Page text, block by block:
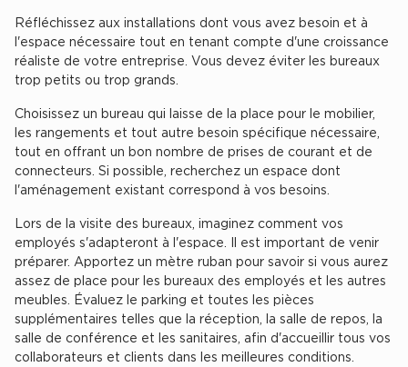
Achat de Commerces à Toulouse
Achat de Commerces à Marseille
Achat de Commerces à Dijon
Bureaux privés
Bureaux privés à Paris
Bureaux privés à Lyon
Bureaux privés à Marseille
Bureaux privés à Neuilly-sur-Seine
Bureaux privés à Lille
Réfléchissez aux installations dont vous avez besoin et à
l'espace nécessaire tout en tenant compte d'une croissance
réaliste de votre entreprise. Vous devez éviter les bureaux
trop petits ou trop grands.
Choisissez un bureau qui laisse de la place pour le mobilier,
les rangements et tout autre besoin spécifique nécessaire,
tout en offrant un bon nombre de prises de courant et de
connecteurs. Si possible, recherchez un espace dont
l'aménagement existant correspond à vos besoins.
Lors de la visite des bureaux, imaginez comment vos
employés s'adapteront à l'espace. Il est important de venir
préparer. Apportez un mètre ruban pour savoir si vous aurez
assez de place pour les bureaux des employés et les autres
meubles. Évaluez le parking et toutes les pièces
supplémentaires telles que la réception, la salle de repos, la
salle de conférence et les sanitaires, afin d'accueillir tous vos
collaborateurs et clients dans les meilleures conditions.